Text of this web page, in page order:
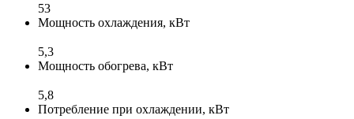
53
Мощность охлаждения, кВт
5,3
Мощность обогрева, кВт
5,8
Потребление при охлаждении, кВт